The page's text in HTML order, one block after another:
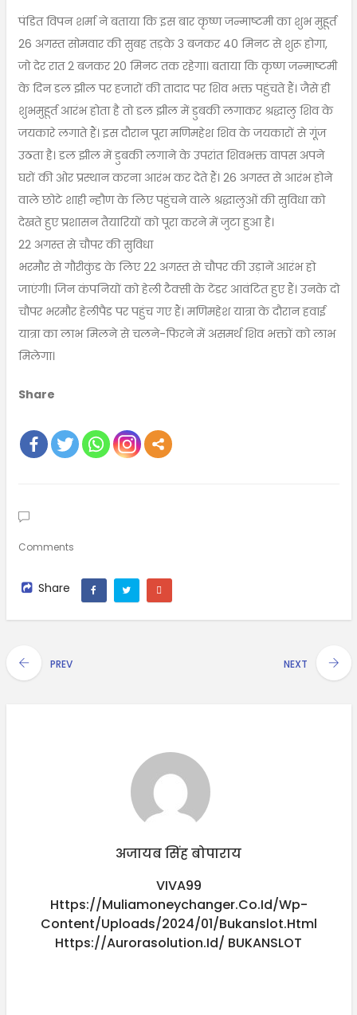
पंडित विपन शर्मा ने बताया कि इस बार कृष्ण जन्माष्टमी का शुभ मुहूर्त
26 अगस्त सोमवार की सुबह तड़के 3 बजकर 40 मिनट से शुरू होगा,
जो देर रात 2 बजकर 20 मिनट तक रहेगा। बताया कि कृष्ण जन्माष्टमी
के दिन डल झील पर हजारों की तादाद पर शिव भक्त पहुंचते हैं। जैसे ही
शुभमुहूर्त आरंभ होता है तो डल झील में डुबकी लगाकर श्रद्धालु शिव के
जयकारे लगाते हैं। इस दौरान पूरा मणिमहेश शिव के जयकारों से गूंज
उठता है। डल झील में डुबकी लगाने के उपरांत शिवभक्त वापस अपने
घरों की ओर प्रस्थान करना आरंभ कर देते हैं। 26 अगस्त से आरंभ होने
वाले छोटे शाही न्हौण के लिए पहुंचने वाले श्रद्धालुओं की सुविधा को
देखते हुए प्रशासन तैयारियों को पूरा करने में जुटा हुआ है।
22 अगस्त से चौपर की सुविधा
भरमौर से गौरीकुंड के लिए 22 अगस्त से चौपर की उड़ानें आरंभ हो
जाएंगी। जिन कंपनियों को हेली टैक्सी के टेंडर आवंटित हुए हैं। उनके दो
चौपर भरमौर हेलीपैड पर पहुंच गए हैं। मणिमहेश यात्रा के दौरान हवाई
यात्रा का लाभ मिलने से चलने-फिरने में असमर्थ शिव भक्तों को लाभ
मिलेगा।
Share
Comments
Share
PREV NEXT
अजायब सिंह बोपाराय
VIVA99
Https://muliamoneychanger.co.id/wp-
Content/uploads/2024/01/bukanslot.html
Https://aurorasolution.id/ BUKANSLOT